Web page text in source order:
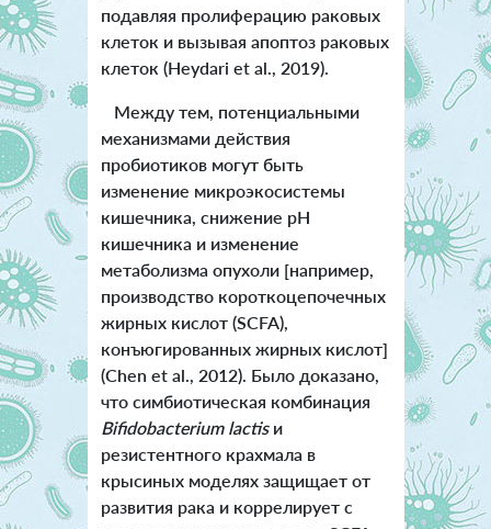
подавляя пролиферацию раковых
клеток и вызывая апоптоз раковых
клеток (Heydari et al., 2019).
Между тем, потенциальными
механизмами действия
пробиотиков могут быть
изменение микроэкосистемы
кишечника, снижение рН
кишечника и изменение
метаболизма опухоли [например,
производство короткоцепочечных
жирных кислот (SCFA),
конъюгированных жирных кислот]
(Chen et al., 2012). Было доказано,
что симбиотическая комбинация
Bifidobacterium lactisи
резистентного крахмала в
крысиных моделях защищает от
развития рака и коррелирует с